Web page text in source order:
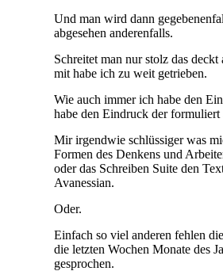
Und man wird dann
abgesehen anderenfalls.
Schreitet man nur stolz das
mit habe ich zu weit getrieben.
Wie auch immer ich habe den
habe den Eindruck der formuliert
Mir irgendwie schlüssiger was
Formen des Denkens und
oder das Schreiben Suite den
Avanessian.
Oder.
Einfach so viel anderen fehlen
die letzten Wochen Monate des
gesprochen.